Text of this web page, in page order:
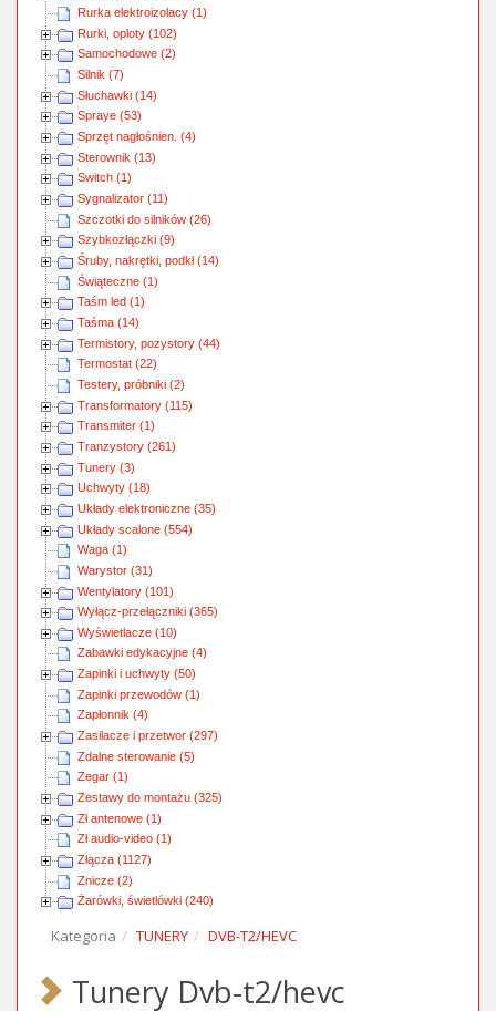
Rurka elektroizolacy (1)
Rurki, oploty (102)
Samochodowe (2)
Silnik (7)
Słuchawki (14)
Spraye (53)
Sprzęt nagłośnien. (4)
Sterownik (13)
Switch (1)
Sygnalizator (11)
Szczotki do silników (26)
Szybkozłączki (9)
Śruby, nakrętki, podkł (14)
Świąteczne (1)
Taśm led (1)
Taśma (14)
Termistory, pozystory (44)
Termostat (22)
Testery, próbniki (2)
Transformatory (115)
Transmiter (1)
Tranzystory (261)
Tunery (3)
Uchwyty (18)
Układy elektroniczne (35)
Układy scalone (554)
Waga (1)
Warystor (31)
Wentylatory (101)
Wyłącz-przełączniki (365)
Wyświetlacze (10)
Zabawki edykacyjne (4)
Zapinki i uchwyty (50)
Zapinki przewodów (1)
Zapłonnik (4)
Zasilacze i przetwor (297)
Zdalne sterowanie (5)
Zegar (1)
Zestawy do montażu (325)
Zł antenowe (1)
Zł audio-video (1)
Złącza (1127)
Znicze (2)
Żarówki, świetlówki (240)
Kategoria TUNERY DVB-T2/HEVC
Tunery Dvb-t2/hevc